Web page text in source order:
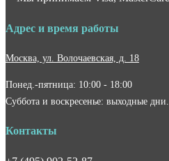
Адрес и время работы
Москва, ул. Волочаевская, д. 18
Понед.-пятница: 10:00 - 18:00
Суббота и воскресенье: выходные дни.
Контакты